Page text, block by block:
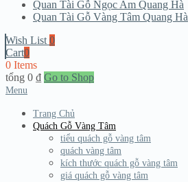
Quan Tài Gỗ Ngọc Am Quang Hà
Quan Tài Gỗ Vàng Tâm Quang Hà
Wish List 0
Cart0
0 Items
tổng 0 ₫ Go to Shop
Menu
Trang Chủ
Quách Gỗ Vàng Tâm
tiểu quách gỗ vàng tâm
quách vàng tâm
kích thước quách gỗ vàng tâm
giá quách gỗ vàng tâm